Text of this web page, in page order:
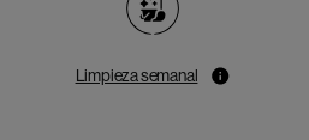
Limpieza semanal